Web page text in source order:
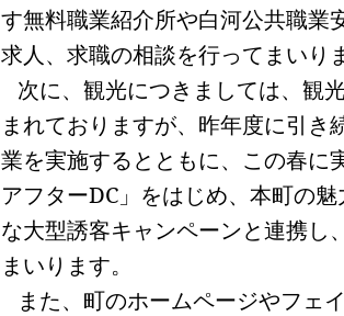
す無料職業紹介所や白河公共職業
求人、求職の相談を行ってまいり
次に、観光につきましては、観
まれておりますが、昨年度に引き
業を実施するとともに、この春に
アフターDC 」をはじめ、本町の
な大型誘客キャンペーンと連携し
まいります。
また、町のホームページやフェ